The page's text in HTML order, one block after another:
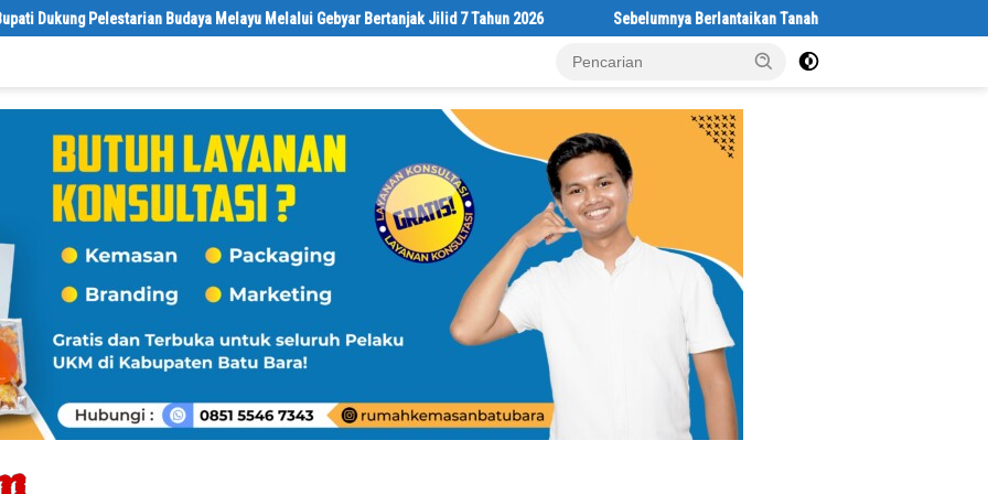
Melayu Melalui Gebyar Bertanjak Jilid 7 Tahun 2026 Sebelumnya Berlantaikan Tanah Beralaskan Tikar, Kini Ibu Paijem Nikmati Lantai